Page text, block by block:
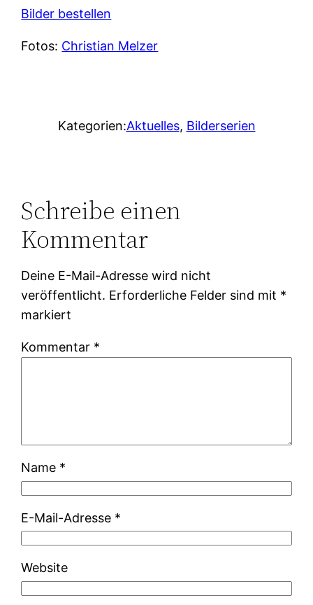
Bilder bestellen
Fotos: Christian Melzer
Kategorien:Aktuelles, Bilderserien
Schreibe einen
Kommentar
Deine E-Mail-Adresse wird nicht
veröffentlicht. Erforderliche Felder sind mit *
markiert
Kommentar *
Name *
E-Mail-Adresse *
Website